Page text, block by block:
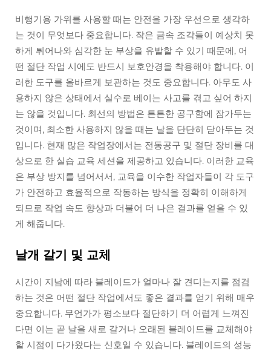
비행기용 가위를 사용할 때는 안전을 가장 우선으로 생각하
는 것이 무엇보다 중요합니다. 작은 금속 조각들이 예상치 못
하게 튀어나와 심각한 눈 부상을 유발할 수 있기 때문에, 어
떤 절단 작업 시에도 반드시 보호안경을 착용해야 합니다. 이
러한 도구를 올바르게 보관하는 것도 중요합니다. 아무도 사
용하지 않은 상태에서 실수로 베이는 사고를 겪고 싶어 하지
는 않을 것입니다. 최선의 방법은 튼튼한 공구함에 잠가두는
것이며, 최소한 사용하지 않을 때는 날을 단단히 닫아두는 것
입니다. 현재 많은 작업장에서는 전동공구 및 절단 장비를 대
상으로 한 실습 교육 세션을 제공하고 있습니다. 이러한 교육
은 부상 방지를 넘어서서, 교육을 이수한 작업자들이 각 도구
가 안전하고 효율적으로 작동하는 방식을 정확히 이해하게
되므로 작업 속도 향상과 더불어 더 나은 결과를 얻을 수 있
게 해줍니다.
날개 갈기 및 교체
시간이 지남에 따라 블레이드가 얼마나 잘 견디는지를 점검
하는 것은 어떤 절단 작업에서도 좋은 결과를 얻기 위해 매우
중요합니다. 무언가가 평소보다 절단하기 더 어렵게 느껴진
다면 이는 곧 날을 새로 갈거나 오래된 블레이드를 교체해야
할 시점이 다가왔다는 신호일 수 있습니다. 블레이드의 성능